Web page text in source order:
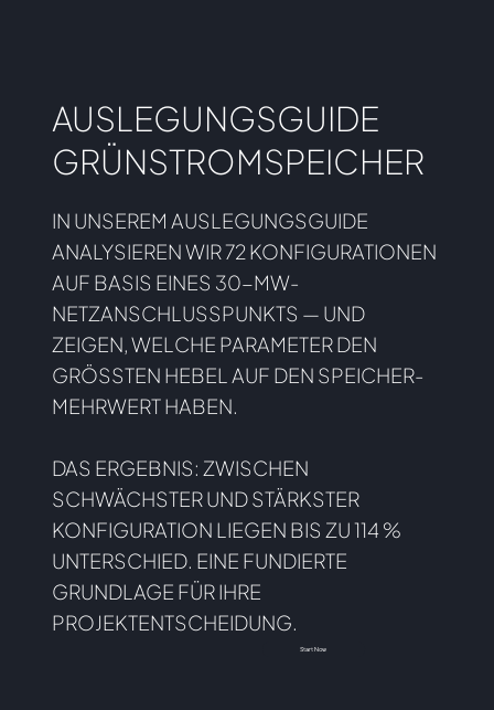
AUSLEGUNGSGUIDE
GRÜNSTROMSPEICHER
IN UNSEREM AUSLEGUNGSGUIDE
ANALYSIEREN WIR 72 KONFIGURATIONEN
AUF BASIS EINES 30-MW-
NETZANSCHLUSSPUNKTS — UND
ZEIGEN, WELCHE PARAMETER DEN
GRÖSSTEN HEBEL AUF DEN SPEICHER-M
EHRWERT HABEN.
DAS ERGEBNIS: ZWISCHEN
SCHWÄCHSTER UND STÄRKSTER
KONFIGURATION LIEGEN BIS ZU 114 %
UNTERSCHIED. EINE FUNDIERTE
GRUNDLAGE FÜR IHRE
PROJEKTENTSCHEIDUNG.
Start Now